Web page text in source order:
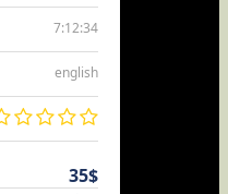
7:12:34
english
35$